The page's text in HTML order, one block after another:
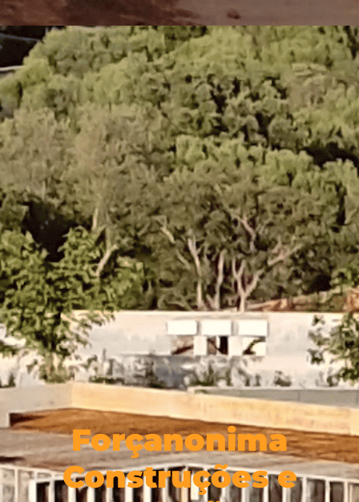
Forçanonima
Construções e